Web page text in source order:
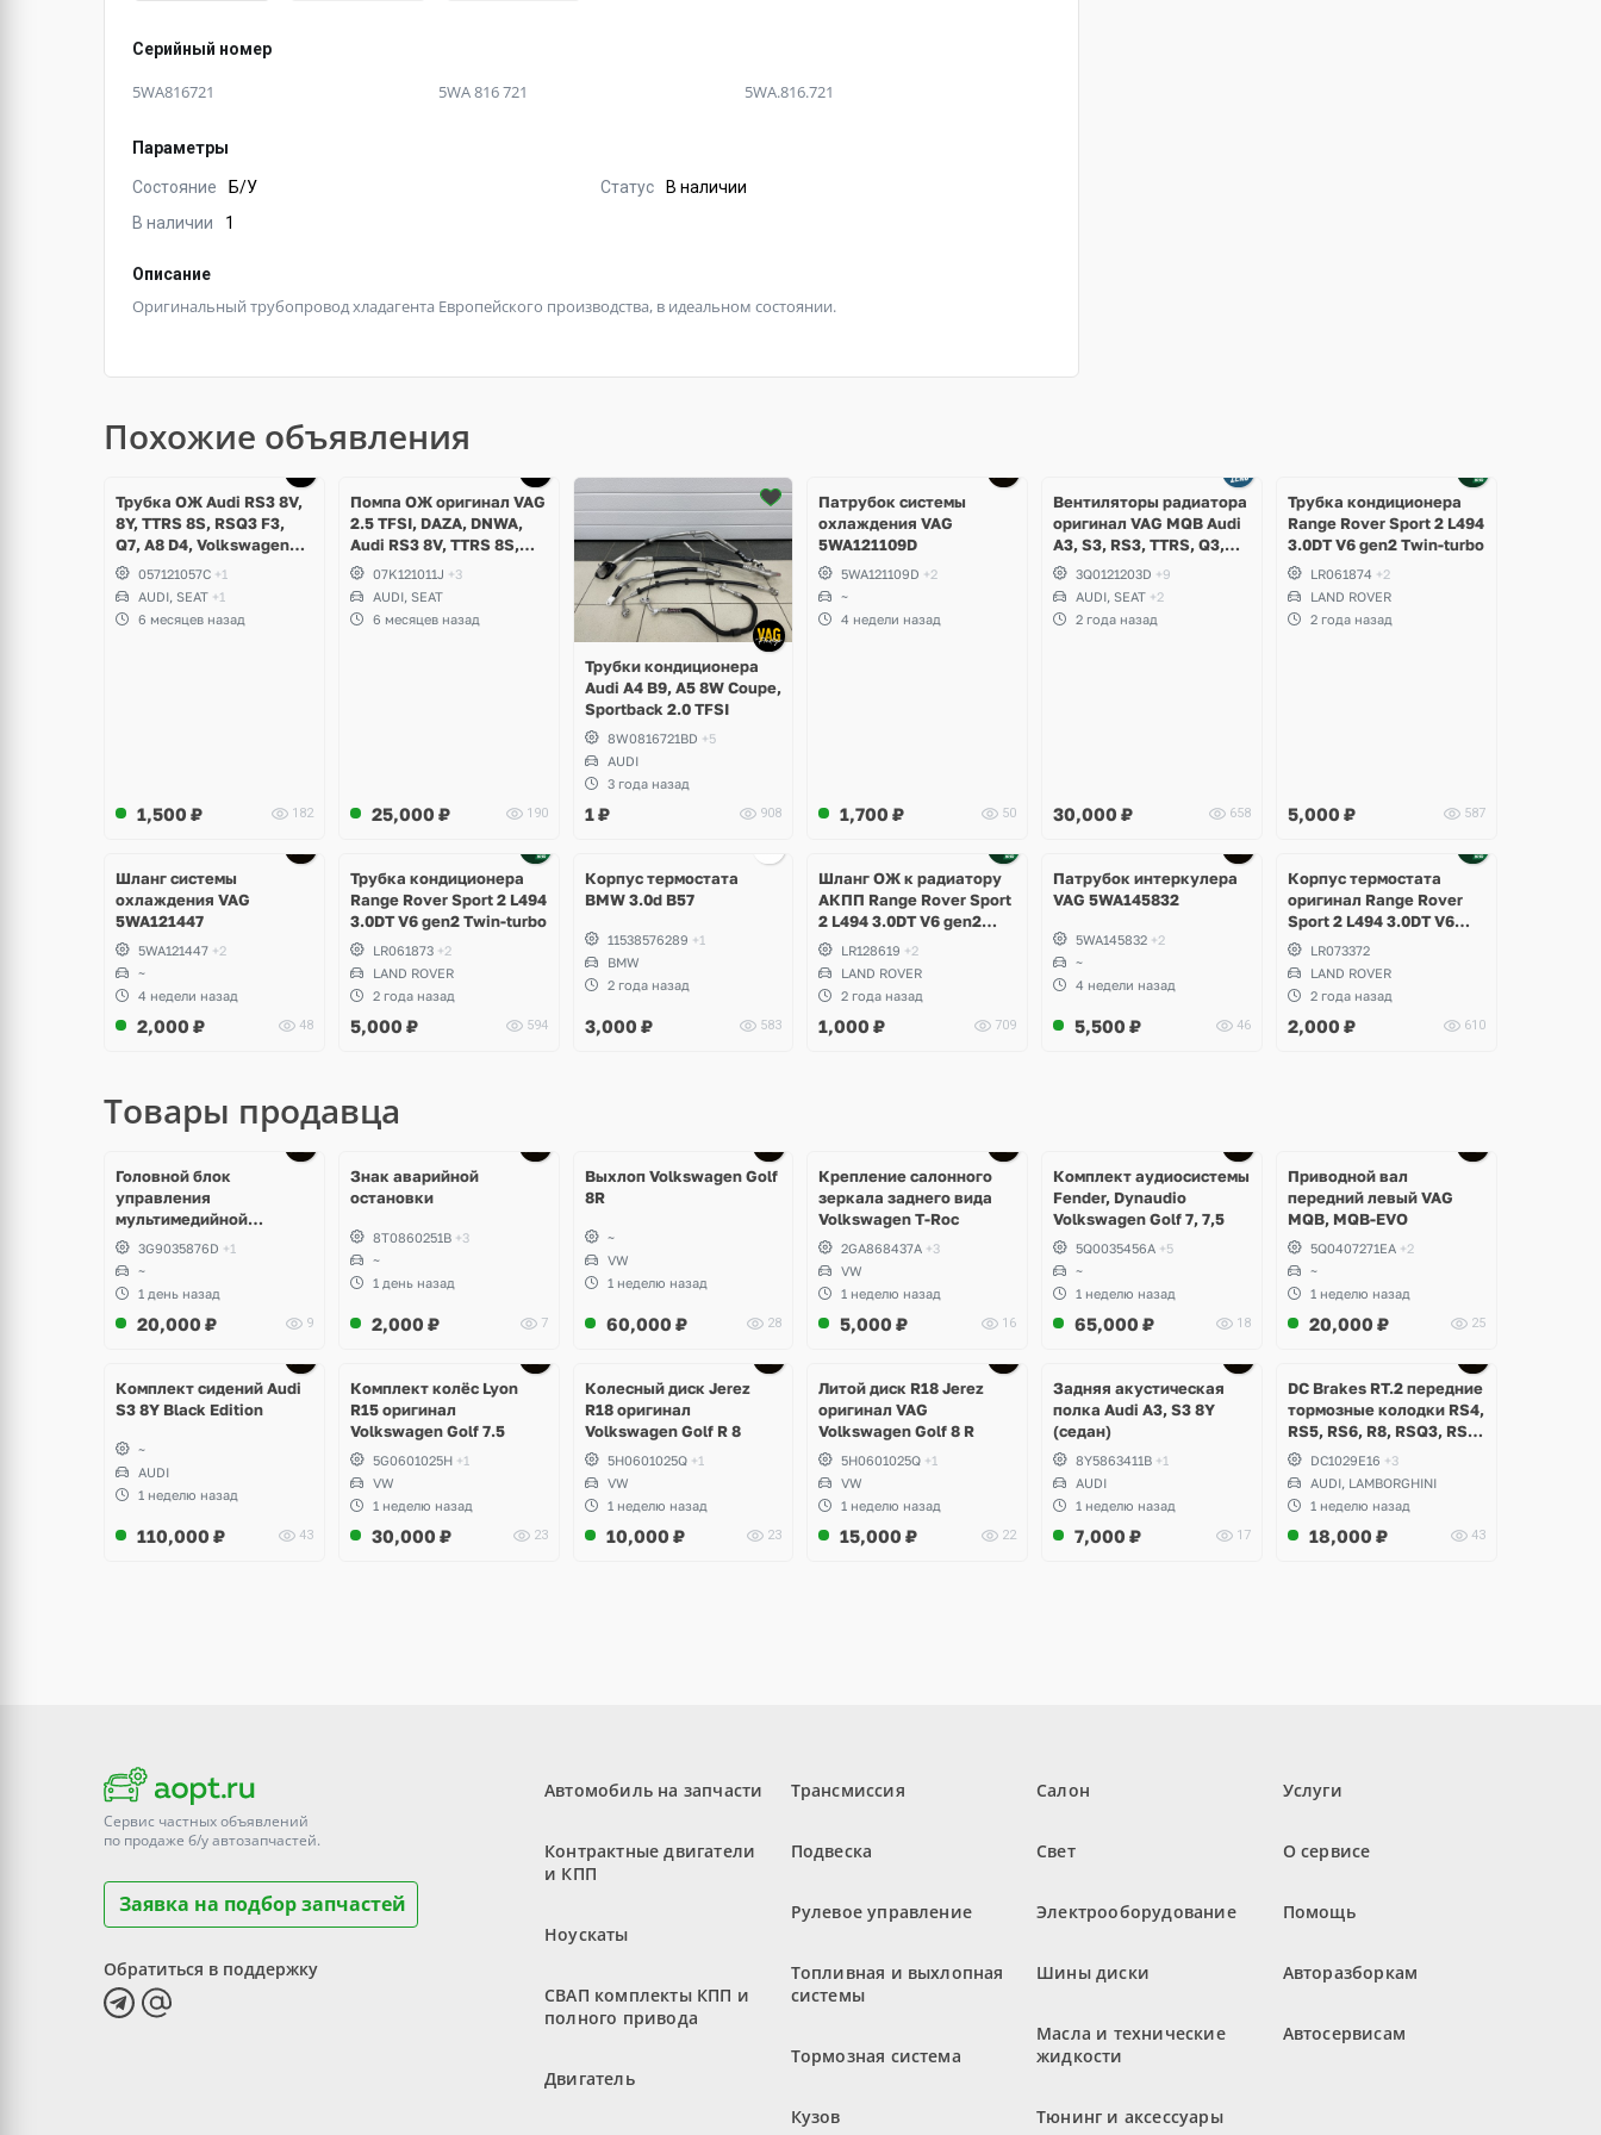
Серийный номер
5WA816721 5WA 816 721 5WA.816.721
Параметры
Состояние
Б/У
В наличии
1
Статус В наличии
Описание
Оригинальный трубопровод хладагента Европейского производства, в идеальном состоянии.
Похожие объявления
Трубка ОЖ Audi RS3 8V,
8Y, TTRS 8S, RSQ3 F3,
Q7, A8 D4, Volkswagen
Touareg NF, Seat
Formentor Cupra 2.5 TFSI
DAZA, DNWA, CZGB
057121057C +1
AUDI, SEAT +1
6 месяцев назад
1,500 ₽ 182
Помпа ОЖ оригинал VAG
2.5 TFSI, DAZA, DNWA,
Audi RS3 8V, TTRS 8S,
RSQ3 F3
07K121011J +3
AUDI, SEAT
6 месяцев назад
25,000 ₽ 190
Трубки кондиционера
Audi A4 B9, A5 8W Coupe,
Sportback 2.0 TFSI
8W0816721BD +5
AUDI
3 года назад
1₽ 908
Патрубок системы
охлаждения VAG
5WA121109D
5WA121109D +2
~
4 недели назад
1,700 ₽ 50
Вентиляторы радиатора
оригинал VAG MQB Audi
A3, S3, RS3, TTRS, Q3,
RSQ3, Volkswagen
Tiguan 2, Allspace,
Arteon, Passat B8,
Multivan, Transporter T6,
3Q0121203D +9
AUDI, SEAT +2
2 года назад
30,000 ₽ 658
Трубка кондиционера
Range Rover Sport 2 L494
3.0DT V6 gen2 Twin-turbo
LR061874 +2
LAND ROVER
2 года назад
5,000 ₽ 587
Шланг системы
охлаждения VAG
5WA121447
5WA121447 +2
~
4 недели назад
2,000 ₽ 48
Трубка кондиционера
Range Rover Sport 2 L494
3.0DT V6 gen2 Twin-turbo
LR061873 +2
LAND ROVER
2 года назад
5,000 ₽ 594
Корпус термостата
BMW 3.0d B57
11538576289 +1
BMW
2 года назад
3,000 ₽ 583
Шланг ОЖ к радиатору
АКПП Range Rover Sport
2 L494 3.0DT V6 gen2
Twin-turbo
LR128619 +2
LAND ROVER
2 года назад
1,000 ₽ 709
Патрубок интеркулера
VAG 5WA145832
5WA145832 +2
~
4 недели назад
5,500 ₽ 46
Корпус термостата
оригинал Range Rover
Sport 2 L494 3.0DT V6
gen2 Twin-turbo
LR073372
LAND ROVER
2 года назад
2,000 ₽ 610
Товары продавца
Головной блок
управления
мультимедийной
системы Volkswagen T-
Roc
3G9035876D +1
~
1 день назад
20,000 ₽ 9
Знак аварийной
остановки
8T0860251B +3
~
1 день назад
2,000 ₽ 7
Выхлоп Volkswagen Golf
8R
~
VW
1 неделю назад
60,000 ₽ 28
Крепление салонного
зеркала заднего вида
Volkswagen T-Roc
2GA868437A +3
VW
1 неделю назад
5,000 ₽ 16
Комплект аудиосистемы
Fender, Dynaudio
Volkswagen Golf 7, 7,5
5Q0035456A +5
~
1 неделю назад
65,000 ₽ 18
Приводной вал
передний левый VAG
MQB, MQB-EVO
5Q0407271EA +2
~
1 неделю назад
20,000 ₽ 25
Комплект сидений Audi
S3 8Y Black Edition
~
AUDI
1 неделю назад
110,000 ₽ 43
Комплект колёс Lyon
R15 оригинал
Volkswagen Golf 7.5
5G0601025H +1
VW
1 неделю назад
30,000 ₽ 23
Колесный диск Jerez
R18 оригинал
Volkswagen Golf R 8
5H0601025Q +1
VW
1 неделю назад
10,000 ₽ 23
Литой диск R18 Jerez
оригинал VAG
Volkswagen Golf 8 R
5H0601025Q +1
VW
1 неделю назад
15,000 ₽ 22
Задняя акустическая
полка Audi A3, S3 8Y
(седан)
8Y5863411B +1
AUDI
1 неделю назад
7,000 ₽ 17
DC Brakes RT.2 передние
тормозные колодки RS4,
RS5, RS6, R8, RSQ3, RS3
8V (комплект 8 шт)
DC1029E16 +3
AUDI, LAMBORGHINI
1 неделю назад
18,000 ₽ 43
Сервис частных объявлений
по продаже б/уавтозапчастей.
Заявка на подбор запчастей
Обратиться в поддержку
Автомобиль на запчасти
Контрактные двигатели
и КПП
Ноускаты
СВАП комплекты КПП и
полного привода
Двигатель
Трансмиссия
Подвеска
Рулевое управление
Топливная и выхлопная
системы
Тормозная система
Кузов
Салон
Свет
Электрооборудование
Шины диски
Масла и технические
жидкости
Тюнинг и аксессуары
Услуги
О сервисе
Помощь
Авторазборкам
Автосервисам